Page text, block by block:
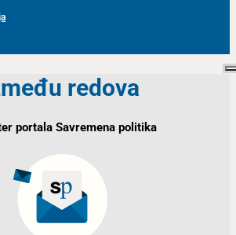
redova
portala Savremena politika